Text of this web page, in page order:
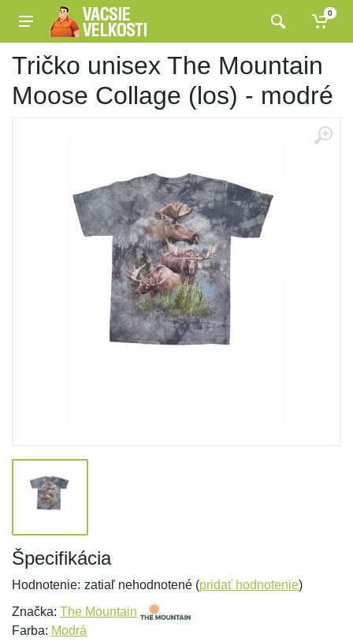
0
Tričko unisex The Mountain
Moose Collage (los) - modré
Špecifikácia
Hodnotenie: zatiaľ nehodnotené (pridať hodnotenie)
Značka: The Mountain
Farba: Modrá